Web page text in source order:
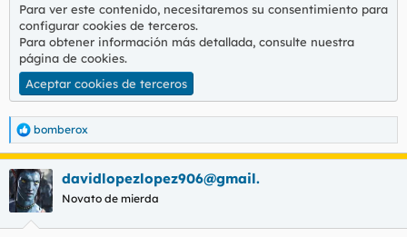
Para ver este contenido, necesitaremos su consentimiento para
configurar cookies de terceros.
Para obtener información más detallada, consulte nuestra
página de cookies.
Aceptar cookies de terceros
R
e
a
c
c
i
bomberox
davidlopezlopez906@gmail.
Novato de mierda